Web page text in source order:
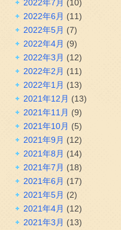
2022年7月 (10)
2022年6月 (11)
2022年5月 (7)
2022年4月 (9)
2022年3月 (12)
2022年2月 (11)
2022年1月 (13)
2021年12月 (13)
2021年11月 (9)
2021年10月 (5)
2021年9月 (12)
2021年8月 (14)
2021年7月 (18)
2021年6月 (17)
2021年5月 (2)
2021年4月 (12)
2021年3月 (13)